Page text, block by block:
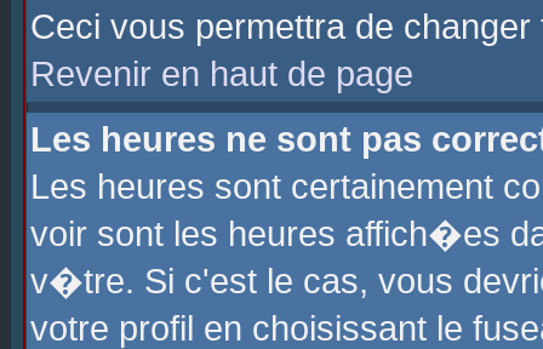
Ceci vous permettra de
Revenir en haut de page
Les heures ne sont pas
Les heures sont certainement
voir sont les heures affich�es
v�tre. Si c'est le cas, vous
votre profil en choisissant le